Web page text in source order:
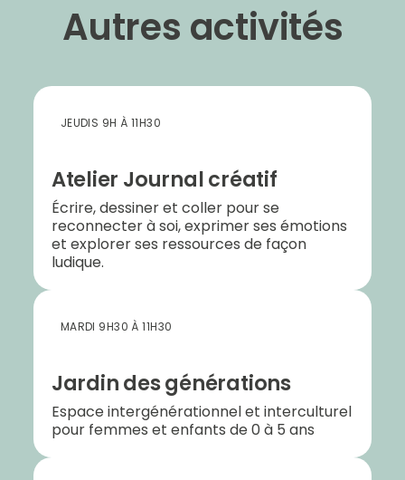
Autres activités
JEUDIS 9H À 11H30
Atelier Journal créatif
Écrire, dessiner et coller pour se
reconnecter à soi, exprimer ses émotions
et explorer ses ressources de façon
ludique.
MARDI 9H30 À 11H30
Jardin des générations
Espace intergénérationnel et interculturel
pour femmes et enfants de 0 à 5 ans